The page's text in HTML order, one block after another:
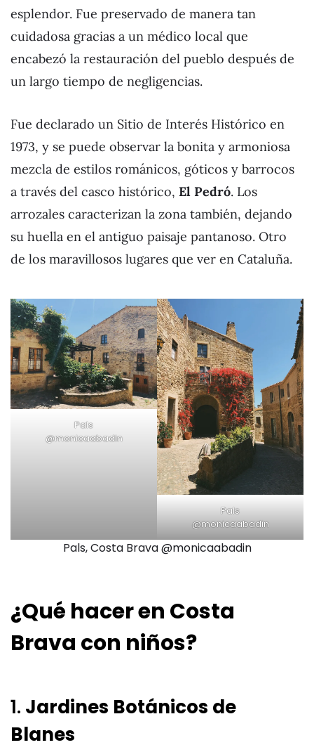
esplendor. Fue preservado de manera tan
cuidadosa gracias a un médico local que
encabezó la restauración del pueblo después de
un largo tiempo de negligencias.
Fue declarado un Sitio de Interés Histórico en
1973, y se puede observar la bonita y armoniosa
mezcla de estilos románicos, góticos y barrocos
a través del casco histórico, El Pedró. Los
arrozales caracterizan la zona también, dejando
su huella en el antiguo paisaje pantanoso. Otro
de los maravillosos lugares que ver en Cataluña.
Pals
@monicaabadin
Pals
@monicaabadin
Pals, Costa Brava @monicaabadin
¿Qué hacer en Costa
Brava con niños?
1. Jardines Botánicos de
Blanes